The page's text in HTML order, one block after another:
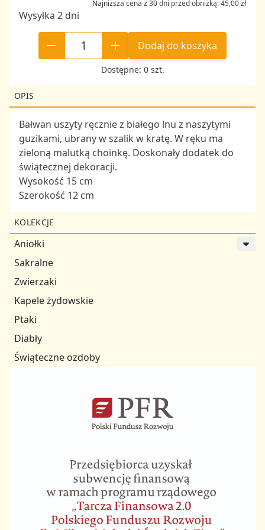
KOLEKCJE
Aniołki
Sakralne
Zwierzaki
Kapele żydowskie
Ptaki
Diabły
Świąteczne ozdoby
Najniższa cena z 30 dni przed obniżką: 45,00 zł
Wysyłka 2 dni
Dodaj do koszyka
Dostępne: 0 szt.
OPIS
Bałwan uszyty ręcznie z białego lnu z naszytymi
guzikami, ubrany w szalik w kratę. W ręku ma
zieloną malutką choinkę. Doskonały dodatek do
świątecznej dekoracji.
Wysokość 15 cm
Szerokość 12 cm